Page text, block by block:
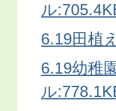
ル
6.19田植
6.19幼稚
ル